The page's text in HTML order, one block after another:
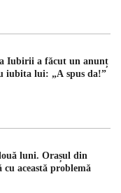
Iubirii a făcut un anunț
iubita lui: „A spus da!”
luni. Orașul din
cu această problemă